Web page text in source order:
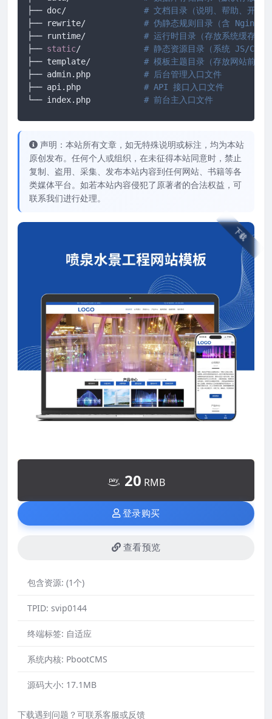
# 文档目录（说明、帮助、开发
# 伪静态规则目录（含 Nginx/
# 运行时目录（存放系统缓存、
├── static
# 静态资源目录（系统 JS/CSS
# 模板主题目录（存放网站前端
# 后台管理入口文件
# API 接口入口文件
# 前台主入口文件
声明：本站所有文章，如无特殊说明或标注，均为本站
原创发布。任何个人或组织，在未征得本站同意时，禁止
复制、盗用、采集、发布本站内容到任何网站、书籍等各
类媒体平台。如若本站内容侵犯了原著者的合法权益，可
联系我们进行处理。
下载
20 RMB
登录购买
查看预览
包含资源: (1个)
TPID: svip0144
终端标签: 自适应
系统内核: PbootCMS
源码大小: 17.1MB
下载遇到问题？可联系客服或反馈